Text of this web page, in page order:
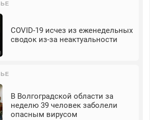
COVID-19 исчез из еженедельных
сводок из-за неактуальности
В Волгоградской области за
неделю 39 человек заболели
опасным вирусом